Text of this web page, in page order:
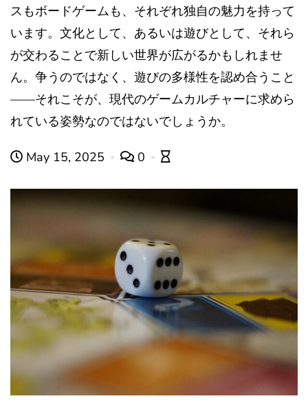
スもボードゲームも、それぞれ独自の魅力を持って
います。文化として、あるいは遊びとして、それら
が交わることで新しい世界が広がるかもしれませ
ん。争うのではなく、遊びの多様性を認め合うこと
——それこそが、現代のゲームカルチャーに求めら
れている姿勢なのではないでしょうか。
May 15, 2025 0